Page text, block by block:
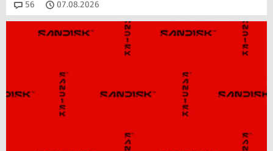
56 Kommentare
07.08.2026